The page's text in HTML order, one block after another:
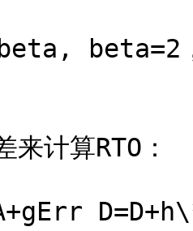
beta=2
计算RTO：